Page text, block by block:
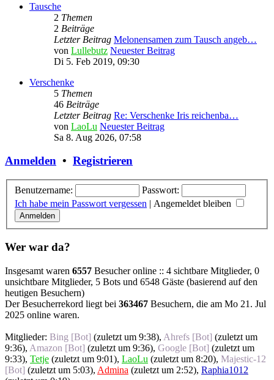
Tausche
2 Themen
2 Beiträge
Letzter Beitrag Melonensamen zum Tausch angeb…
von Lullebutz Neuester Beitrag
Di 5. Feb 2019, 09:30
Verschenke
5 Themen
46 Beiträge
Letzter Beitrag Re: Verschenke Iris reichenba…
von LaoLu Neuester Beitrag
Sa 8. Aug 2026, 07:58
Anmelden • Registrieren
Benutzername:
Passwort:
Ich habe mein Passwort vergessen | Angemeldet bleiben
Wer war da?
Insgesamt waren 6557 Besucher online :: 4 sichtbare Mitglieder, 0
unsichtbare Mitglieder, 5 Bots und 6548 Gäste (basierend auf den
heutigen Besuchern)
Der Besucherrekord liegt bei 363467 Besuchern, die am Mo 21. Jul
2025 online waren.
Mitglieder: Bing [Bot] (zuletzt um 9:38), Ahrefs [Bot] (zuletzt um
9:36), Amazon [Bot] (zuletzt um 9:36), Google [Bot] (zuletzt um
9:33), Tetje (zuletzt um 9:01), LaoLu (zuletzt um 8:20), Majestic-12
[Bot] (zuletzt um 5:03), Admina (zuletzt um 2:52), Raphia1012